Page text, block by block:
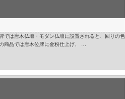
では唐木仏壇・モダン仏壇に設置されると、回りの色
商品では唐木位牌に金粉仕上げ、 …